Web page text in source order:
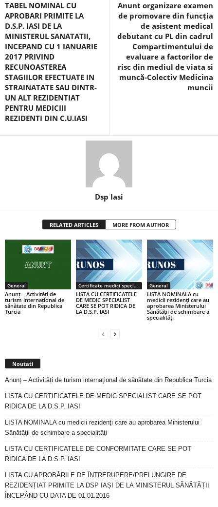
TABEL NOMINAL CU
APROBARI PRIMITE LA
D.S.P. IASI DE LA
MINISTERUL SANATATII,
INCEPAND CU 1 IANUARIE
2017 PRIVIND
RECUNOASTEREA
STAGIILOR EFECTUATE IN
STRAINATATE SAU DINTR-
UN ALT REZIDENTIAT
PENTRU MEDICIII
REZIDENTI DIN C.U.IASI
Anunt organizare examen
de promovare din funcția
de asistent medical
debutant cu PL din cadrul
Compartimentului de
evaluare a factorilor de
risc din mediul de viata si
muncă-Colectiv Medicina
muncii
Dsp Iasi
RELATED ARTICLES MORE FROM AUTHOR
General
Anunț – Activități de
turism internațional de
sănătate din Republica
Turcia
Certificate medici specialiști / primari
LISTA CU CERTIFICATELE
DE MEDIC SPECIALIST
CARE SE POT RIDICA DE
LA D.S.P. IASI
General
LISTA NOMINALA cu
medicii rezidenţi care au
aprobarea Ministerului
Sănătăţii de schimbare a
specialităţi
Noutati
Anunț – Activități de turism internațional de sănătate din Republica Turcia
LISTA CU CERTIFICATELE DE MEDIC SPECIALIST CARE SE POT
RIDICA DE LA D.S.P. IASI
LISTA NOMINALA cu medicii rezidenţi care au aprobarea Ministerului
Sănătăţii de schimbare a specialităţi
LISTA CU CERTIFICATELE DE CONFORMITATE CARE SE POT
RIDICA DE LA D.S.P. IASI
LISTA CU APROBĂRILE DE ÎNTRERUPERE/PRELUNGIRE DE
REZIDENȚIAT PRIMITE LA DSP IAȘI DE LA MINISTERUL SĂNĂTĂȚII
ÎNCEPÂND CU DATA DE 01.01.2016